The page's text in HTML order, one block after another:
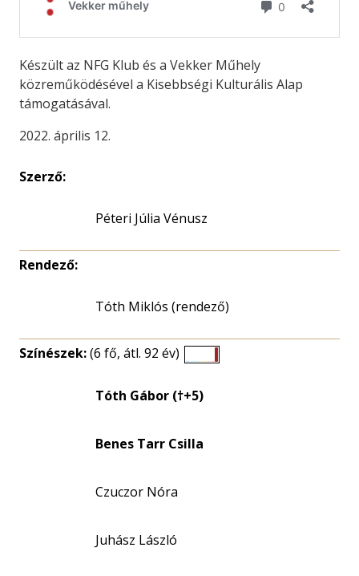
Készült az NFG Klub és a Vekker Műhely
közreműködésével a Kisebbségi Kulturális Alap
támogatásával.
2022. április 12.
Szerző:
Péteri Júlia Vénusz
Rendező:
Tóth Miklós (rendező)
Színészek:(6 fő, átl. 92 év)
eloszlás
Tóth Gábor (†+5)
Benes Tarr Csilla
Czuczor Nóra
Juhász László